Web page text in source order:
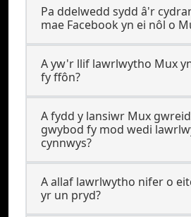
Pa ddelwedd sydd â'r
mae Facebook yn ei nôl o
A yw'r llif lawrlwytho Mux
fy ffôn?
A fydd y lansiwr Mux
gwybod fy mod wedi
cynnwys?
A allaf lawrlwytho nifer o
yr un pryd?